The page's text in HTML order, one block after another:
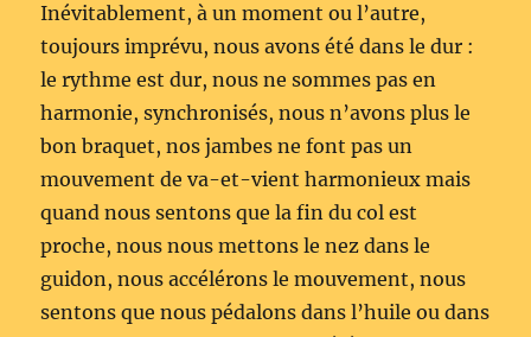
Inévitablement, à un moment ou l’autre,
toujours imprévu, nous avons été dans le dur :
le rythme est dur, nous ne sommes pas en
harmonie, synchronisés, nous n’avons plus le
bon braquet, nos jambes ne font pas un
mouvement de va-et-vient harmonieux mais
quand nous sentons que la fin du col est
proche, nous nous mettons le nez dans le
guidon, nous accélérons le mouvement, nous
sentons que nous pédalons dans l’huile ou dans